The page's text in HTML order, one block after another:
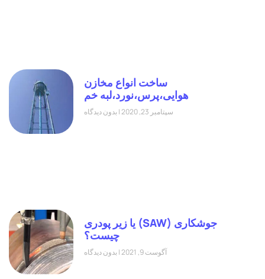
ساخت انواع مخازن
هوایی،پرس،نورد،لبه خم
سپتامبر 23, 2020 بدون دیدگاه
جوشکاری (SAW) یا زیر پودری
چیست؟
آگوست 9, 2021 بدون دیدگاه